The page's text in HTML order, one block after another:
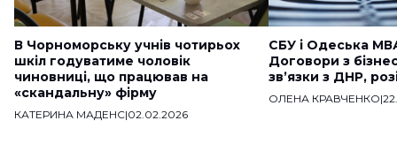
В Чорноморську учнів чотирьох
шкіл годуватиме чоловік
чиновниці, що працював на
«скандальну» фірму
КАТЕРИНА МАДЕНС|02.02.2026
СБУ і Одеська
Договори з
звʼязки з ДНР,
ОЛЕНА КРАВЧЕНКО|